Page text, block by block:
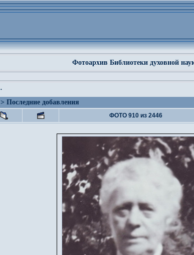
Фотоархив Библиотеки духовной
·
> Последние добавления
ФОТО 910 из 2446